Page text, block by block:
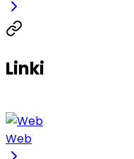
Linki
Web